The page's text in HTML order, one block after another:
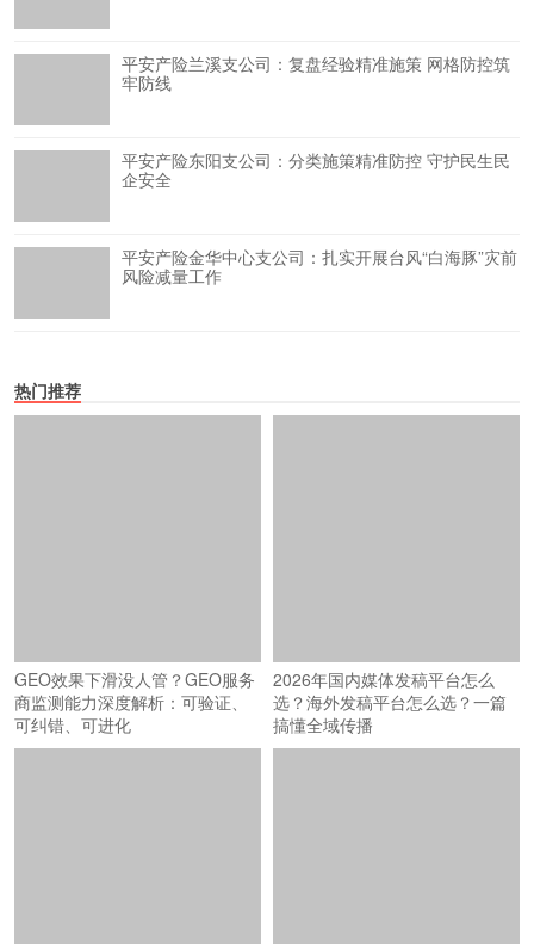
平安产险兰溪支公司：复盘经验精准施策 网格防控筑
牢防线
平安产险东阳支公司：分类施策精准防控 守护民生民
企安全
平安产险金华中心支公司：扎实开展台风“白海豚”灾前
风险减量工作
热门推荐
GEO效果下滑没人管？GEO服务
商监测能力深度解析：可验证、
可纠错、可进化
2026年国内媒体发稿平台怎么
选？海外发稿平台怎么选？一篇
搞懂全域传播